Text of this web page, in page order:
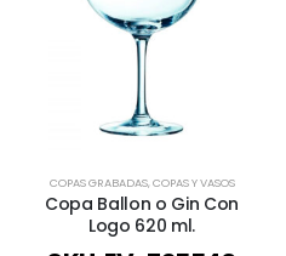
COPAS GRABADAS,COPAS Y VASOS
Copa Ballon o Gin Con
Logo 620 ml.